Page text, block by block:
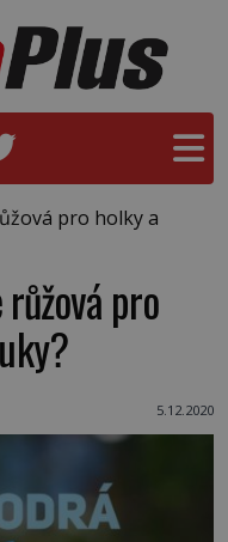
pro holky a
pro
5.12.2020